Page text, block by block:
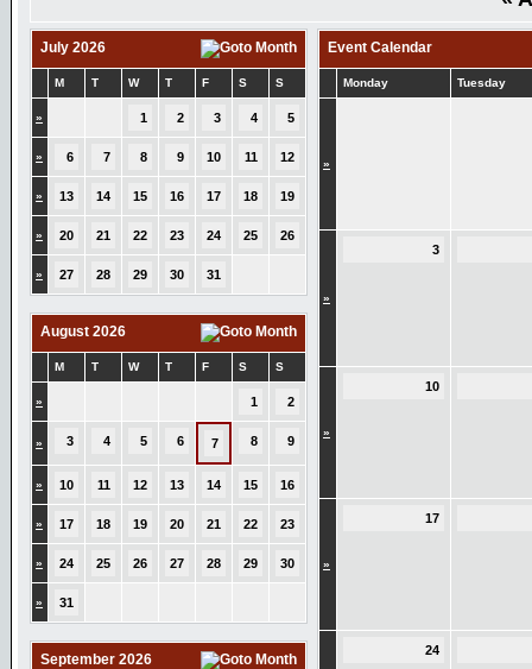
July 2026
M T W T F S S
» 1 2 3 4 5
» 6 7 8 9 10 11 12
» 13 14 15 16 17 18 19
» 20 21 22 23 24 25 26
» 27 28 29 30 31
August 2026
M T W T F S S
» 1 2
» 3 4 5 6 7 8 9
» 10 11 12 13 14 15 16
» 17 18 19 20 21 22 23
» 24 25 26 27 28 29 30
» 31
September 2026
Event Calendar
Monday Tuesday
»
»
3
»
10
»
17
24